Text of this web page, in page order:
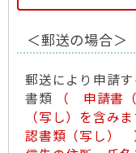
＜郵送の場合＞
郵送により申請
書類
（ 申請書
（写し）を含み
認書類（写し）